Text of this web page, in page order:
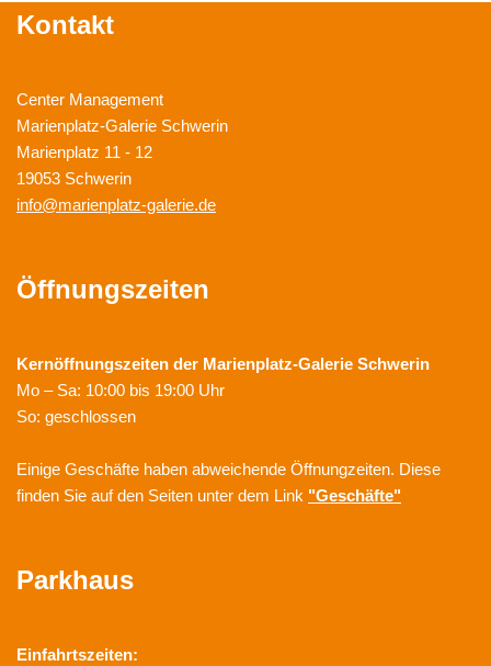
Kontakt
Center Management
Marienplatz-Galerie Schwerin
Marienplatz 11 - 12
19053 Schwerin
info@marienplatz-galerie.de
Öffnungszeiten
Kernöffnungszeiten der Marienplatz-Galerie Schwerin
Mo – Sa: 10:00 bis 19:00 Uhr
So: geschlossen
Einige Geschäfte haben abweichende Öffnungzeiten. Diese
finden Sie auf den Seiten unter dem Link "Geschäfte"
Parkhaus
Einfahrtszeiten: